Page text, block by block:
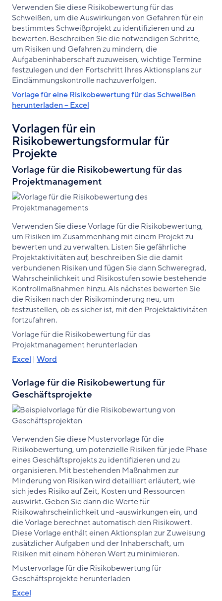
Verwenden Sie diese Risikobewertung für das
Schweißen, um die Auswirkungen von Gefahren für ein
bestimmtes Schweißprojekt zu identifizieren und zu
bewerten. Beschreiben Sie die notwendigen Schritte,
um Risiken und Gefahren zu mindern, die
Aufgabeninhaberschaft zuzuweisen, wichtige Termine
festzulegen und den Fortschritt Ihres Aktionsplans zur
Eindämmungskontrolle nachzuverfolgen.
Vorlage für eine Risikobewertung für das Schweißen
herunterladen – Excel
Vorlagen für ein
Risikobewertungsformular für
Projekte
Vorlage für die Risikobewertung für das
Projektmanagement
Verwenden Sie diese Vorlage für die Risikobewertung,
um Risiken im Zusammenhang mit einem Projekt zu
bewerten und zu verwalten. Listen Sie gefährliche
Projektaktivitäten auf, beschreiben Sie die damit
verbundenen Risiken und fügen Sie dann Schweregrad,
Wahrscheinlichkeit und Risikostufen sowie bestehende
Kontrollmaßnahmen hinzu. Als nächstes bewerten Sie
die Risiken nach der Risikominderung neu, um
festzustellen, ob es sicher ist, mit den Projektaktivitäten
fortzufahren.
Vorlage für die Risikobewertung für das
Projektmanagement herunterladen
Excel | Word
Vorlage für die Risikobewertung für
Geschäftsprojekte
Verwenden Sie diese Mustervorlage für die
Risikobewertung, um potenzielle Risiken für jede Phase
eines Geschäftsprojekts zu identifizieren und zu
organisieren. Mit bestehenden Maßnahmen zur
Minderung von Risiken wird detailliert erläutert, wie
sich jedes Risiko auf Zeit, Kosten und Ressourcen
auswirkt. Geben Sie dann die Werte für
Risikowahrscheinlichkeit und -auswirkungen ein, und
die Vorlage berechnet automatisch den Risikowert.
Diese Vorlage enthält einen Aktionsplan zur Zuweisung
zusätzlicher Aufgaben und der Inhaberschaft, um
Risiken mit einem höheren Wert zu minimieren.
Mustervorlage für die Risikobewertung für
Geschäftsprojekte herunterladen
Excel